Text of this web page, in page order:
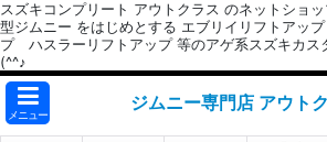
スズキコンプリート アウトクラス のネットショ
型ジムニー をはじめとする エブリイリフトアッ
プ ハスラーリフトアップ 等のアゲ系スズキカス
(^^♪
メニュー
ジムニー専門店 アウト